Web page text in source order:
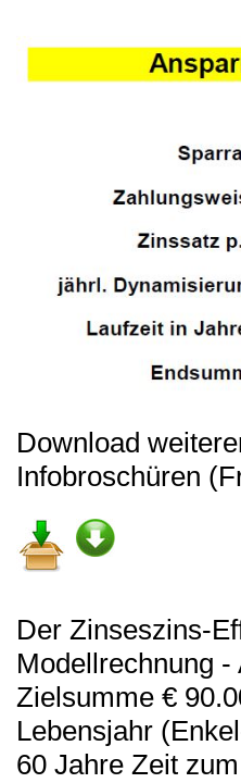
Download
Infobroschüren
Der Zinseszins-
Modellrechnung -
Zielsumme €
Lebensjahr
60 Jahre Zeit